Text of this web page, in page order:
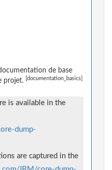
de base
projet.
[documentation_basics]
is available in the
dump-
are captured in the